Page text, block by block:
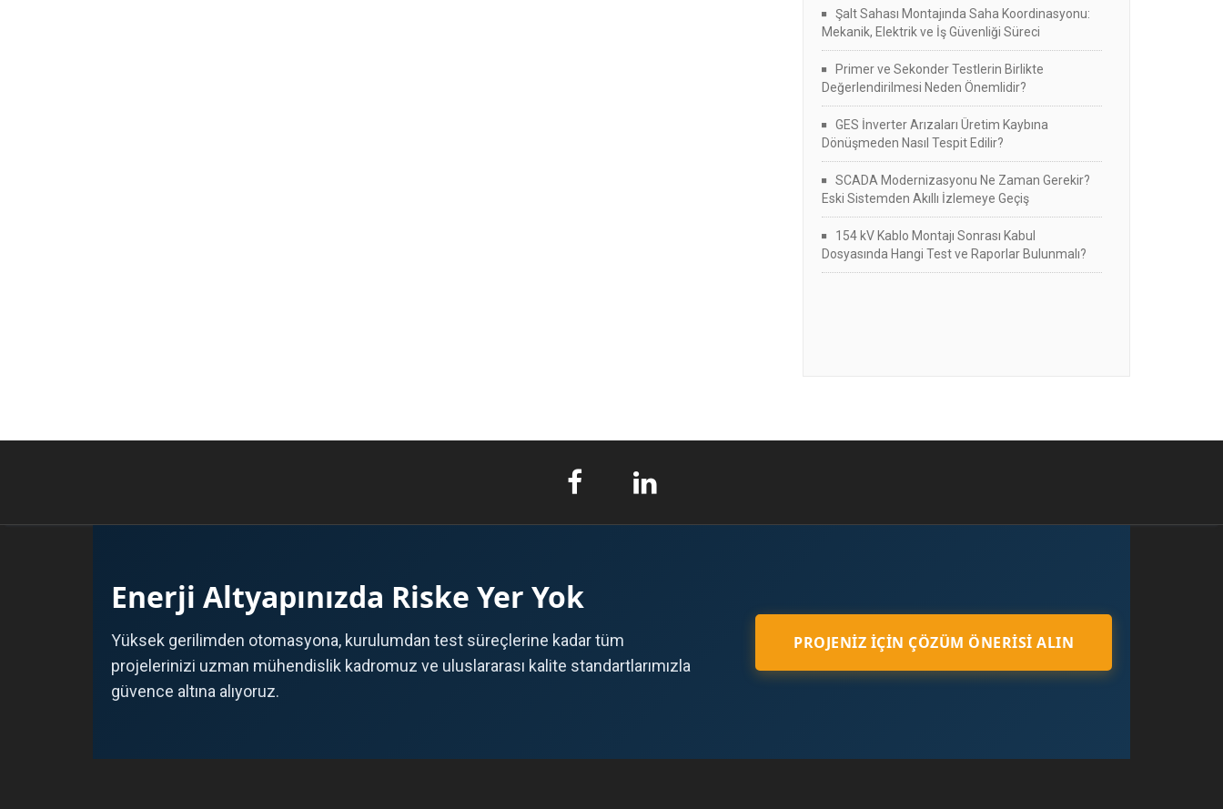
Şalt Sahası Montajında Saha Koordinasyonu:
Mekanik, Elektrik ve İş Güvenliği Süreci
Primer ve Sekonder Testlerin Birlikte
Değerlendirilmesi Neden Önemlidir?
GES İnverter Arızaları Üretim Kaybına
Dönüşmeden Nasıl Tespit Edilir?
SCADA Modernizasyonu Ne Zaman Gerekir?
Eski Sistemden Akıllı İzlemeye Geçiş
154 kV Kablo Montajı Sonrası Kabul
Dosyasında Hangi Test ve Raporlar Bulunmalı?
Enerji Altyapınızda Riske Yer Yok
Yüksek gerilimden otomasyona, kurulumdan test süreçlerine kadar tüm
projelerinizi uzman mühendislik kadromuz ve uluslararası kalite standartlarımızla
güvence altına alıyoruz.
PROJENIZ İÇIN ÇÖZÜM ÖNERISI ALIN